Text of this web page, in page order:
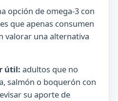
opción de omega-3 con
que apenas consumen
valorar una alternativa
útil: adultos que no
salmón o boquerón con
su aporte de